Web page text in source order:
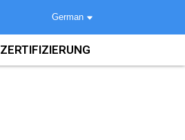
German
ZERTIFIZIERUNG